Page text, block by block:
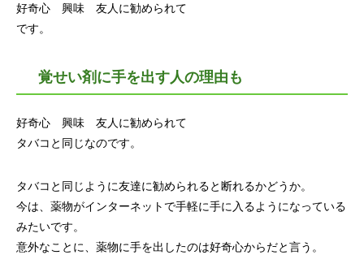
好奇心 興味 友人に勧められて
です。
覚せい剤に手を出す人の理由も
好奇心 興味 友人に勧められて
タバコと同じなのです。
タバコと同じように友達に勧められると断れるかどうか。
今は、薬物がインターネットで手軽に手に入るようになっている
みたいです。
意外なことに、薬物に手を出したのは好奇心からだと言う。